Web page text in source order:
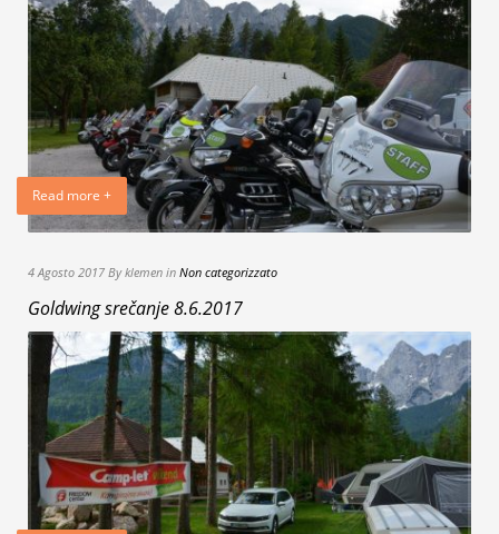
Read more +
4 Agosto 2017 By klemen in Non categorizzato
Goldwing srečanje 8.6.2017